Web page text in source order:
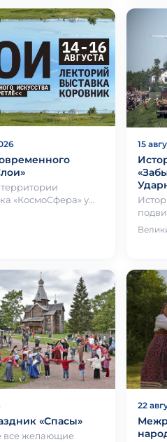
«КосмоСфера» у
15
«Спасы»
все желающие
22